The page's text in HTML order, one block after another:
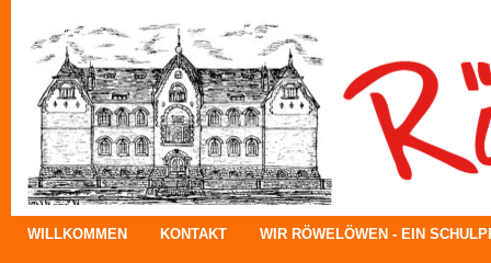
WILLKOMMEN KONTAKT WIR RÖWELÖWEN - EIN